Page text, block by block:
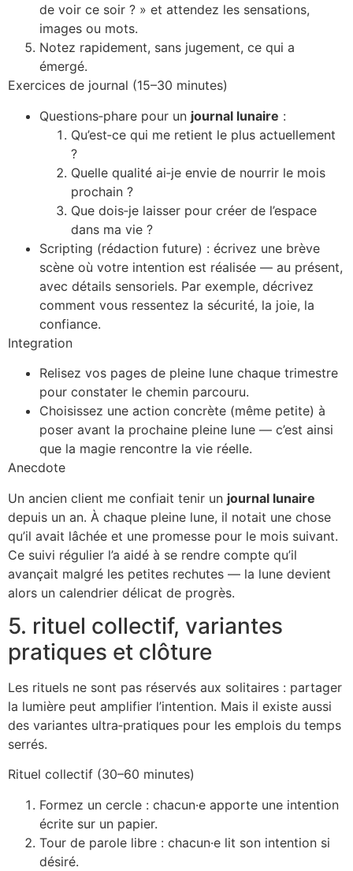
de voir ce soir ? » et attendez les sensations,
images ou mots.
Notez rapidement, sans jugement, ce qui a
émergé.
Exercices de journal (15–30 minutes)
Questions‑phare pour un journal lunaire :
Qu’est‑ce qui me retient le plus actuellement
?
Quelle qualité ai‑je envie de nourrir le mois
prochain ?
Que dois‑je laisser pour créer de l’espace
dans ma vie ?
Scripting (rédaction future) : écrivez une brève
scène où votre intention est réalisée — au présent,
avec détails sensoriels. Par exemple, décrivez
comment vous ressentez la sécurité, la joie, la
confiance.
Integration
Relisez vos pages de pleine lune chaque trimestre
pour constater le chemin parcouru.
Choisissez une action concrète (même petite) à
poser avant la prochaine pleine lune — c’est ainsi
que la magie rencontre la vie réelle.
Anecdote
Un ancien client me confiait tenir un journal lunaire
depuis un an. À chaque pleine lune, il notait une chose
qu’il avait lâchée et une promesse pour le mois suivant.
Ce suivi régulier l’a aidé à se rendre compte qu’il
avançait malgré les petites rechutes — la lune devient
alors un calendrier délicat de progrès.
5. rituel collectif, variantes
pratiques et clôture
Les rituels ne sont pas réservés aux solitaires : partager
la lumière peut amplifier l’intention. Mais il existe aussi
des variantes ultra‑pratiques pour les emplois du temps
serrés.
Rituel collectif (30–60 minutes)
Formez un cercle : chacun·e apporte une intention
écrite sur un papier.
Tour de parole libre : chacun·e lit son intention si
désiré.